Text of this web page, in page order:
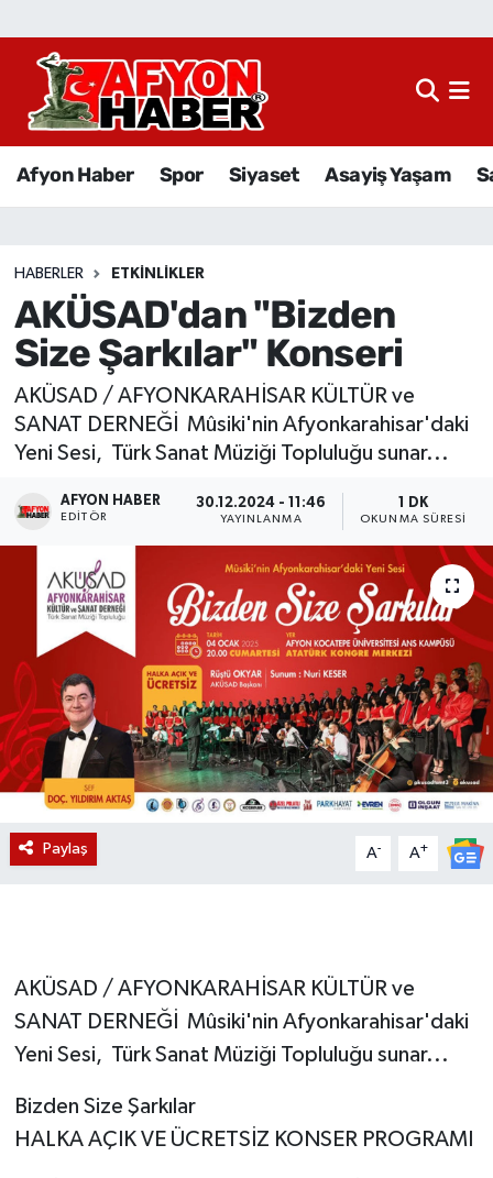
Afyon Haber Spor Siyaset Asayiş Yaşam
HABERLER ETKINLIKLER
AKÜSAD'dan "Bizden
Size Şarkılar" Konseri
AKÜSAD / AFYONKARAHİSAR KÜLTÜR ve
SANAT DERNEĞİ Mûsiki'nin Afyonkarahisar'daki
Yeni Sesi, Türk Sanat Müziği Topluluğu sunar...
AFYON HABER
EDITÖR
30.12.2024 - 11:46
YAYINLANMA
1 DK
OKUNMA SÜRESI
Paylaş A- A+
AKÜSAD / AFYONKARAHİSAR KÜLTÜR ve
SANAT DERNEĞİ Mûsiki'nin Afyonkarahisar'daki
Yeni Sesi, Türk Sanat Müziği Topluluğu sunar...
Bizden Size Şarkılar
HALKA AÇIK VE ÜCRETSİZ KONSER PROGRAMI
Afyon Haber
Sağlık
Eğitim
Sivil Toplum
Etkinlikler